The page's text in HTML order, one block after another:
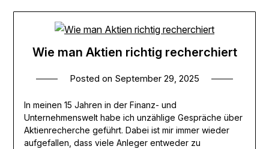
Wie man Aktien richtig recherchiert
Posted on September 29, 2025
In meinen 15 Jahren in der Finanz- und
Unternehmenswelt habe ich unzählige Gespräche über
Aktienrecherche geführt. Dabei ist mir immer wieder
aufgefallen, dass viele Anleger entweder zu